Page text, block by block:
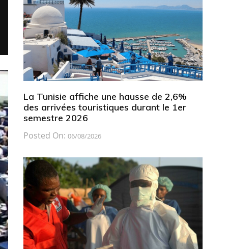
La Tunisie affiche une hausse de 2,6%
des arrivées touristiques durant le 1er
semestre 2026
Posted On: 06/08/2026